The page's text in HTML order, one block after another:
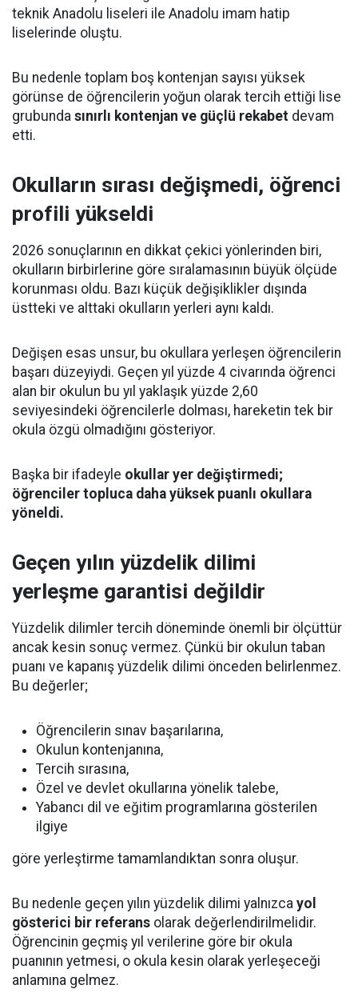
teknik Anadolu liseleri ile Anadolu imam hatip
liselerinde oluştu.
Bu nedenle toplam boş kontenjan sayısı yüksek
görünse de öğrencilerin yoğun olarak tercih ettiği lise
grubunda sınırlı kontenjan ve güçlü rekabet devam
etti.
Okulların sırası değişmedi, öğrenci
profili yükseldi
2026 sonuçlarının en dikkat çekici yönlerinden biri,
okulların birbirlerine göre sıralamasının büyük ölçüde
korunması oldu. Bazı küçük değişiklikler dışında
üstteki ve alttaki okulların yerleri aynı kaldı.
Değişen esas unsur, bu okullara yerleşen öğrencilerin
başarı düzeyiydi. Geçen yıl yüzde 4 civarında öğrenci
alan bir okulun bu yıl yaklaşık yüzde 2,60
seviyesindeki öğrencilerle dolması, hareketin tek bir
okula özgü olmadığını gösteriyor.
Başka bir ifadeyle okullar yer değiştirmedi;
öğrenciler topluca daha yüksek puanlı okullara
yöneldi.
Geçen yılın yüzdelik dilimi
yerleşme garantisi değildir
Yüzdelik dilimler tercih döneminde önemli bir ölçüttür
ancak kesin sonuç vermez. Çünkü bir okulun taban
puanı ve kapanış yüzdelik dilimi önceden belirlenmez.
Bu değerler;
Öğrencilerin sınav başarılarına,
Okulun kontenjanına,
Tercih sırasına,
Özel ve devlet okullarına yönelik talebe,
Yabancı dil ve eğitim programlarına gösterilen
ilgiye
göre yerleştirme tamamlandıktan sonra oluşur.
Bu nedenle geçen yılın yüzdelik dilimi yalnızca yol
gösterici bir referans olarak değerlendirilmelidir.
Öğrencinin geçmiş yıl verilerine göre bir okula
puanının yetmesi, o okula kesin olarak yerleşeceği
anlamına gelmez.